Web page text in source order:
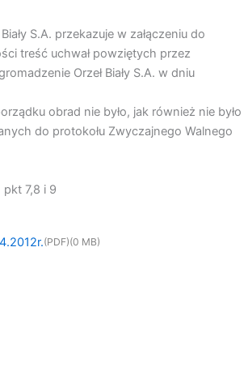
S.A. przekazuje w załączeniu do
treść uchwał powziętych przez
Orzeł Biały S.A. w dniu
obrad nie było, jak również nie było
do protokołu Zwyczajnego Walnego
pkt 7,8 i 9
(PDF)(0 MB)